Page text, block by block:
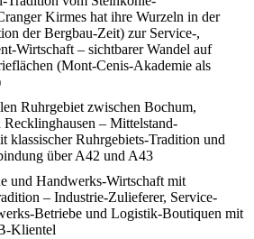
Kirmes hat ihre Wurzeln in der
der Bergbau-Zeit) zur Service-,
Wirtschaft – sichtbarer Wandel auf
(Mont-Cenis-Akademie als
Ruhrgebiet zwischen Bochum,
– Mittelstand-
klassischer Ruhrgebiets-Tradition und
über A42 und A43
und Handwerks-Wirtschaft mit
– Industrie-Zulieferer, Service-
Betriebe und Logistik-Boutiquen mit
Klientel